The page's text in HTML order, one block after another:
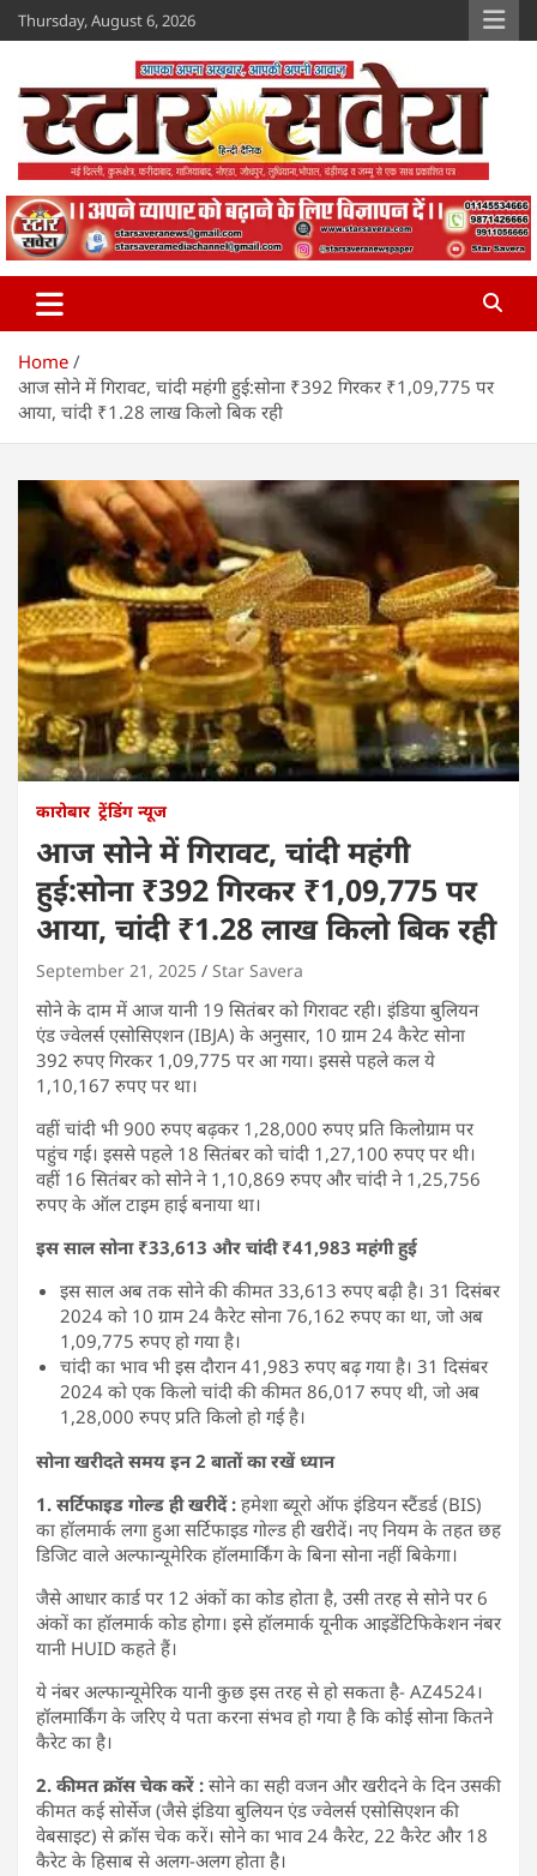
Skip
to
Thursday, August 6, 2026
Star Savera
www.starsavera.com
Home
आज सोने में गिरावट, चांदी महंगी हुई:सोना ₹392 गिरकर ₹1,09,775 पर
आया, चांदी ₹1.28 लाख किलो बिक रही
कारोबार ट्रेंडिंग न्यूज
आज सोने में गिरावट, चांदी महंगी
हुई:सोना ₹392 गिरकर ₹1,09,775 पर
आया, चांदी ₹1.28 लाख किलो बिक रही
September 21, 2025 Star Savera
सोने के दाम में आज यानी 19 सितंबर को गिरावट रही। इंडिया बुलियन
एंड ज्वेलर्स एसोसिएशन (IBJA) के अनुसार, 10 ग्राम 24 कैरेट सोना
392 रुपए गिरकर 1,09,775 पर आ गया। इससे पहले कल ये
1,10,167 रुपए पर था।
वहीं चांदी भी 900 रुपए बढ़कर 1,28,000 रुपए प्रति किलोग्राम पर
पहुंच गई। इससे पहले 18 सितंबर को चांदी 1,27,100 रुपए पर थी।
वहीं 16 सितंबर को सोने ने 1,10,869 रुपए और चांदी ने 1,25,756
रुपए के ऑल टाइम हाई बनाया था।
इस साल सोना ₹33,613 और चांदी ₹41,983 महंगी हुई
इस साल अब तक सोने की कीमत 33,613 रुपए बढ़ी है। 31 दिसंबर
2024 को 10 ग्राम 24 कैरेट सोना 76,162 रुपए का था, जो अब
1,09,775 रुपए हो गया है।
चांदी का भाव भी इस दौरान 41,983 रुपए बढ़ गया है। 31 दिसंबर
2024 को एक किलो चांदी की कीमत 86,017 रुपए थी, जो अब
1,28,000 रुपए प्रति किलो हो गई है।
सोना खरीदते समय इन 2 बातों का रखें ध्यान
1. सर्टिफाइड गोल्ड ही खरीदें : हमेशा ब्यूरो ऑफ इंडियन स्टैंडर्ड (BIS)
का हॉलमार्क लगा हुआ सर्टिफाइड गोल्ड ही खरीदें। नए नियम के तहत छह
डिजिट वाले अल्फान्यूमेरिक हॉलमार्किंग के बिना सोना नहीं बिकेगा।
जैसे आधार कार्ड पर 12 अंकों का कोड होता है, उसी तरह से सोने पर 6
अंकों का हॉलमार्क कोड होगा। इसे हॉलमार्क यूनीक आइडेंटिफिकेशन नंबर
यानी HUID कहते हैं।
ये नंबर अल्फान्यूमेरिक यानी कुछ इस तरह से हो सकता है- AZ4524।
हॉलमार्किंग के जरिए ये पता करना संभव हो गया है कि कोई सोना कितने
कैरेट का है।
2. कीमत क्रॉस चेक करें : सोने का सही वजन और खरीदने के दिन उसकी
कीमत कई सोर्सेज (जैसे इंडिया बुलियन एंड ज्वेलर्स एसोसिएशन की
वेबसाइट) से क्रॉस चेक करें। सोने का भाव 24 कैरेट, 22 कैरेट और 18
कैरेट के हिसाब से अलग-अलग होता है।